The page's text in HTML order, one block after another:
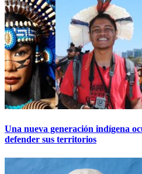
Una nueva generación indígena
defender sus territorios